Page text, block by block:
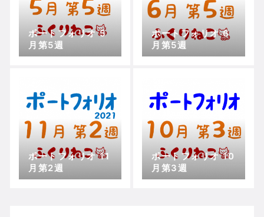
ポートフォリオ 5
月第5週
ポートフォリオ 6
月第5週
ポートフォリオ 11
月第2週
ポートフォリオ 10
月第3週